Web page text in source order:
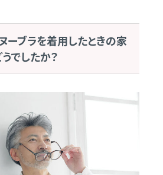
ーブラを着用したときの家
でしたか？